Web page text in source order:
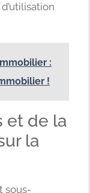
:
!
et de la
la
sous-